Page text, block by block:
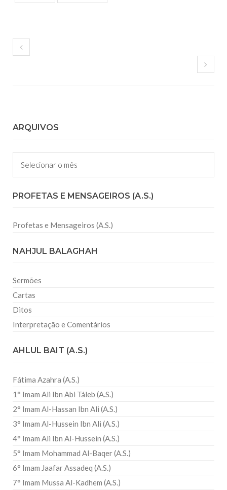
ARQUIVOS
Arquivos
PROFETAS E MENSAGEIROS (A.S.)
Profetas e Mensageiros (A.S.)
NAHJUL BALAGHAH
Sermões
Cartas
Ditos
Interpretação e Comentários
AHLUL BAIT (A.S.)
Fátima Azahra (A.S.)
1° Imam Ali Ibn Abi Táleb (A.S.)
2° Imam Al-Hassan Ibn Ali (A.S.)
3° Imam Al-Hussein Ibn Ali (A.S.)
4° Imam Ali Ibn Al-Hussein (A.S.)
5° Imam Mohammad Al-Baqer (A.S.)
6° Imam Jaafar Assadeq (A.S.)
7° Imam Mussa Al-Kadhem (A.S.)